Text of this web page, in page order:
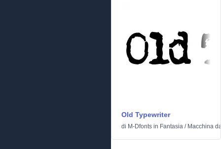
Old Typewriter
di M-Dfonts in Fantasia / Macchina